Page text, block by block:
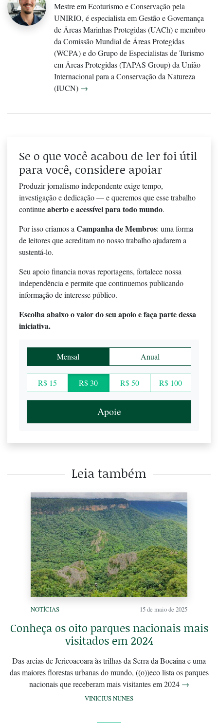
Mestre em Ecoturismo e Conservação pela
UNIRIO, é especialista em Gestão e Governança
de Áreas Marinhas Protegidas (UACh) e membro
da Comissão Mundial de Áreas Protegidas
(WCPA) e do Grupo de Especialistas de Turismo
em Áreas Protegidas (TAPAS Group) da União
Internacional para a Conservação da Natureza
(IUCN) →
Se o que você acabou de ler foi útil
para você, considere apoiar
Produzir jornalismo independente exige tempo,
investigação e dedicação — e queremos que esse trabalho
continueaberto e acessível para todo mundo.
Por isso criamos a Campanha de Membros: uma forma
de leitores que acreditam no nosso trabalho ajudarem a
sustentá-lo.
Seu apoio financia novas reportagens, fortalece nossa
independência e permite que continuemos publicando
informação de interesse público.
Escolha abaixo o valor do seu apoio e faça parte dessa
iniciativa.
Mensal Anual
R$ 15 R$ 30 R$ 50 R$ 100
Apoie
Leia também
NOTÍCIAS 15 de maio de 2025
Conheça os oito parques nacionais mais
visitados em 2024
Das areias de Jericoacoara às trilhas da Serra da Bocaina e uma
das maiores florestas urbanas do mundo, ((o))eco lista os parques
nacionais que receberam mais visitantes em 2024 →
VINICIUS NUNES